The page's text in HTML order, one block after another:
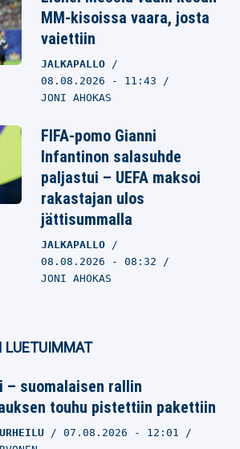
MM-kisoissa vaara, josta
vaiettiin
JALKAPALLO
08.08.2026 - 11:43
JONI AHOKAS
FIFA-pomo Gianni
Infantinon salasuhde
paljastui – UEFA maksoi
rakastajan ulos
jättisummalla
JALKAPALLO
08.08.2026 - 08:32
JONI AHOKAS
LUETUIMMAT
– suomalaisen rallin
touhu pistettiin pakettiin
07.08.2026 - 12:01